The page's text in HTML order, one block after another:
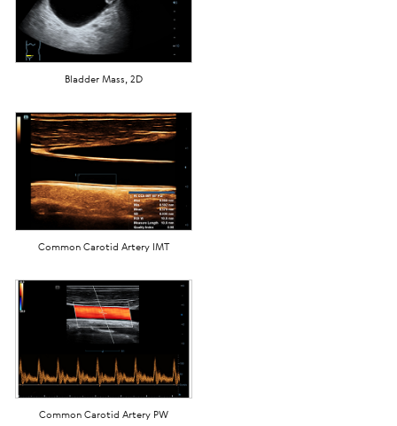
Bladder Mass, 2D
Common Carotid Artery IMT
Common Carotid Artery PW